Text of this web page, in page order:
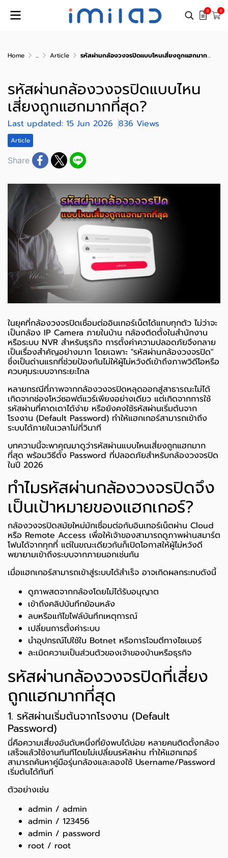
0 0
Home ... Article รหัสผ่านกล้องวงจรปิดแบบไหนเสี่ยงถูกแฮกมากที่สุด?
รหัสผ่านกล้องวงจรปิดแบบไหน
เสี่ยงถูกแฮกมากที่สุด?
Last updated: 15 Jun 2026 836 Views
Article
Share
ในยุคที่กล้องวงจรปิดเชื่อมต่ออินเทอร์เน็ตได้แทบทุกตัว ไม่ว่าจะ
เป็นกล้อง IP Camera ภายในบ้าน กล้องติดตั้งในสำนักงาน
หรือระบบ NVR สำหรับธุรกิจ การตั้งค่าความปลอดภัยจึงกลาย
เป็นเรื่องสำคัญอย่างมาก โดยเฉพาะ "รหัสผ่านกล้องวงจรปิด"
ซึ่งเป็นด่านแรกที่ช่วยป้องกันไม่ให้ผู้ไม่หวังดีเข้าถึงภาพวิดีโอหรือ
ควบคุมระบบจากระยะไกล
หลายกรณีที่ภาพจากกล้องวงจรปิดหลุดออกสู่สาธารณะไม่ได้
เกิดจากช่องโหว่ซอฟต์แวร์เพียงอย่างเดียว แต่เกิดจากการใช้
รหัสผ่านที่คาดเดาได้ง่าย หรือยังคงใช้รหัสผ่านเริ่มต้นจาก
โรงงาน (Default Password) ทำให้แฮกเกอร์สามารถเข้าถึง
ระบบได้ภายในเวลาไม่กี่วินาที
บทความนี้จะพาคุณมาดูว่ารหัสผ่านแบบไหนเสี่ยงถูกแฮกมาก
ที่สุด พร้อมวิธีตั้ง Password ที่ปลอดภัยสำหรับกล้องวงจรปิด
ในปี 2026
ทำไมรหัสผ่านกล้องวงจรปิดจึง
เป็นเป้าหมายของแฮกเกอร์?
กล้องวงจรปิดสมัยใหม่มักเชื่อมต่อกับอินเทอร์เน็ตผ่าน Cloud
หรือ Remote Access เพื่อให้เจ้าของสามารถดูภาพผ่านสมาร์ต
โฟนได้จากทุกที่ แต่ในขณะเดียวกันก็เปิดโอกาสให้ผู้ไม่หวังดี
พยายามเข้าถึงระบบจากภายนอกเช่นกัน
เมื่อแฮกเกอร์สามารถเข้าสู่ระบบได้สำเร็จ อาจเกิดผลกระทบดังนี้
ดูภาพสดจากกล้องโดยไม่ได้รับอนุญาต
เข้าถึงคลิปบันทึกย้อนหลัง
ลบหรือแก้ไขไฟล์บันทึกเหตุการณ์
เปลี่ยนการตั้งค่าระบบ
นำอุปกรณ์ไปใช้ใน Botnet หรือการโจมตีทางไซเบอร์
ละเมิดความเป็นส่วนตัวของเจ้าของบ้านหรือธุรกิจ
รหัสผ่านกล้องวงจรปิดที่เสี่ยง
ถูกแฮกมากที่สุด
1. รหัสผ่านเริ่มต้นจากโรงงาน (Default
Password)
นี่คือความเสี่ยงอันดับหนึ่งที่ยังพบได้บ่อย หลายคนติดตั้งกล้อง
เสร็จแล้วใช้งานทันทีโดยไม่เปลี่ยนรหัสผ่าน ทำให้แฮกเกอร์
สามารถค้นหาคู่มือรุ่นกล้องและลองใช้ Username/Password
เริ่มต้นได้ทันที
ตัวอย่างเช่น
admin / admin
admin / 123456
admin / password
root / root